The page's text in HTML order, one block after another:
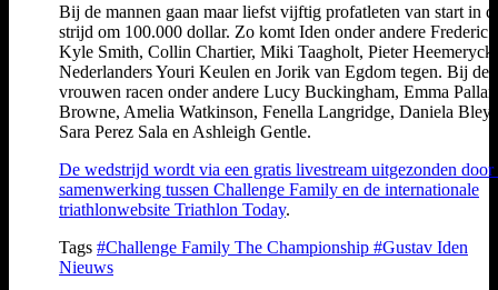
Bij de mannen gaan maar liefst vijftig profatleten van start in
strijd om 100.000 dollar. Zo komt Iden onder andere Frederic
Kyle Smith, Collin Chartier, Miki Taagholt, Pieter Heemeryck
Nederlanders Youri Keulen en Jorik van Egdom tegen. Bij de
vrouwen racen onder andere Lucy Buckingham, Emma
Browne, Amelia Watkinson, Fenella Langridge, Daniela
Sara Perez Sala en Ashleigh Gentle.
De wedstrijd wordt via een gratis livestream uitgezonden door
samenwerking tussen Challenge Family en de internationale
triathlonwebsite Triathlon Today.
Tags #Challenge Family The Championship #Gustav Iden
Nieuws